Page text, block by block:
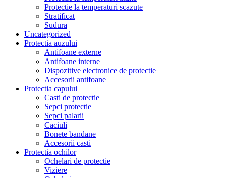
Protectie la temperaturi scazute
Stratificat
Sudura
Uncategorized
Protectia auzului
Antifoane externe
Antifoane interne
Dispozitive electronice de protectie
Accesorii antifoane
Protectia capului
Casti de protectie
Sepci protectie
Sepci palarii
Caciuli
Bonete bandane
Accesorii casti
Protectia ochilor
Ochelari de protectie
Viziere